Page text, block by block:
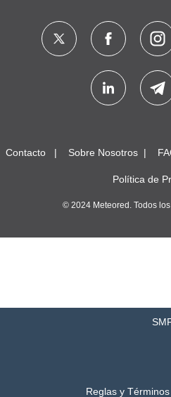
Contacto Sobre Nosotros
Política de
© 2024 Meteored. Todos
Reglas y Términos